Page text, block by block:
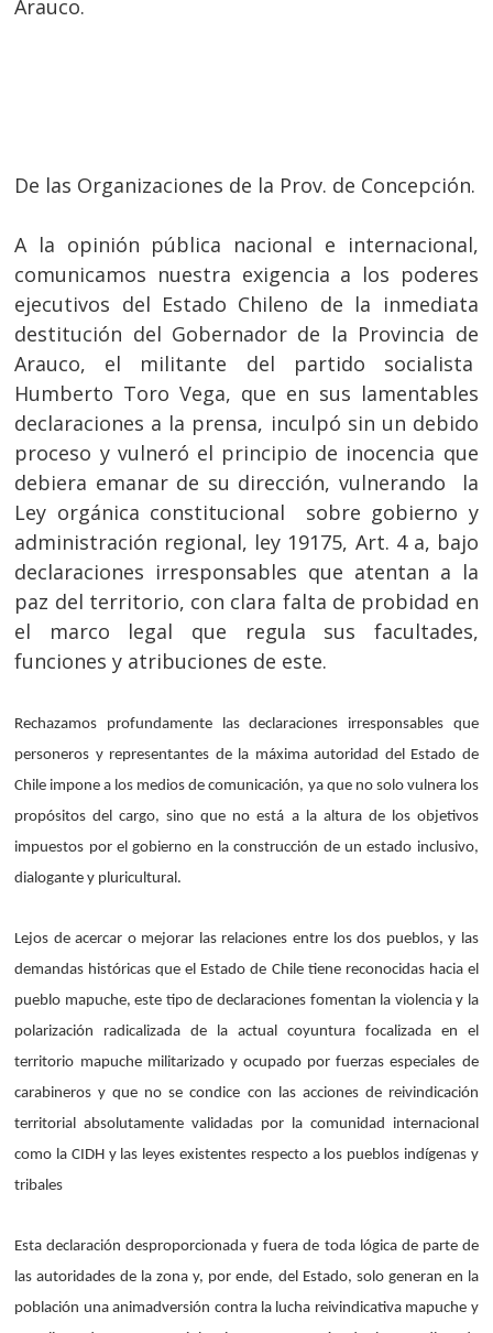
Arauco.
De las Organizaciones de la Prov. de Concepción.
A la opinión pública nacional e internacional,
comunicamos nuestra exigencia a los poderes
ejecutivos del Estado Chileno de la inmediata
destitución del Gobernador de la Provincia de
Arauco, el militante del partido socialista
Humberto Toro Vega, que en sus lamentables
declaraciones a la prensa, inculpó sin un debido
proceso y vulneró el principio de inocencia que
debiera emanar de su dirección, vulnerando la
Ley orgánica constitucional sobre gobierno y
administración regional, ley 19175, Art. 4 a, bajo
declaraciones irresponsables que atentan a la
paz del territorio, con clara falta de probidad en
el marco legal que regula sus facultades,
funciones y atribuciones de este.
Rechazamos profundamente las declaraciones irresponsables que
personeros y representantes de la máxima autoridad del Estado de
Chile impone a los medios de comunicación, ya que no solo vulnera los
propósitos del cargo, sino que no está a la altura de los objetivos
impuestos por el gobierno en la construcción de un estado inclusivo,
dialogante y pluricultural.
Lejos de acercar o mejorar las relaciones entre los dos pueblos, y las
demandas históricas que el Estado de Chile tiene reconocidas hacia el
pueblo mapuche, este tipo de declaraciones fomentan la violencia y la
polarización radicalizada de la actual coyuntura focalizada en el
territorio mapuche militarizado y ocupado por fuerzas especiales de
carabineros y que no se condice con las acciones de reivindicación
territorial absolutamente validadas por la comunidad internacional
como la CIDH y las leyes existentes respecto a los pueblos indígenas y
tribales
Esta declaración desproporcionada y fuera de toda lógica de parte de
las autoridades de la zona y, por ende, del Estado, solo generan en la
población una animadversión contra la lucha reivindicativa mapuche y